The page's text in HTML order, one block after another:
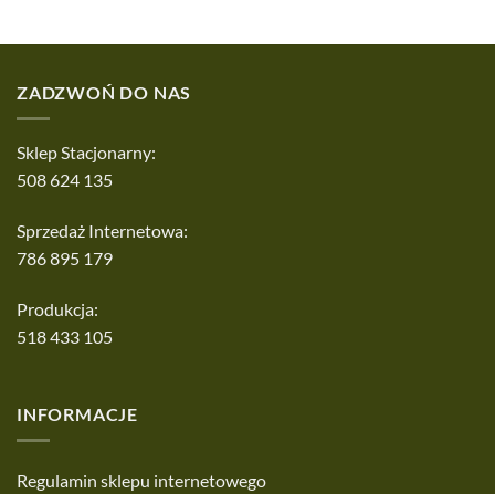
ZADZWOŃ DO NAS
Sklep Stacjonarny:
508 624 135
Sprzedaż Internetowa:
786 895 179
Produkcja:
518 433 105
INFORMACJE
Regulamin sklepu internetowego